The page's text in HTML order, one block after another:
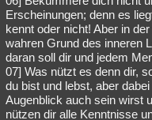
Erscheinungen; denn es
kennt oder nicht! Aber in
wahren Grund des inneren
daran soll dir und jedem
07] Was nützt es denn dir,
du bist und lebst, aber
Augenblick auch sein wirst
nützen dir alle Kenntnisse